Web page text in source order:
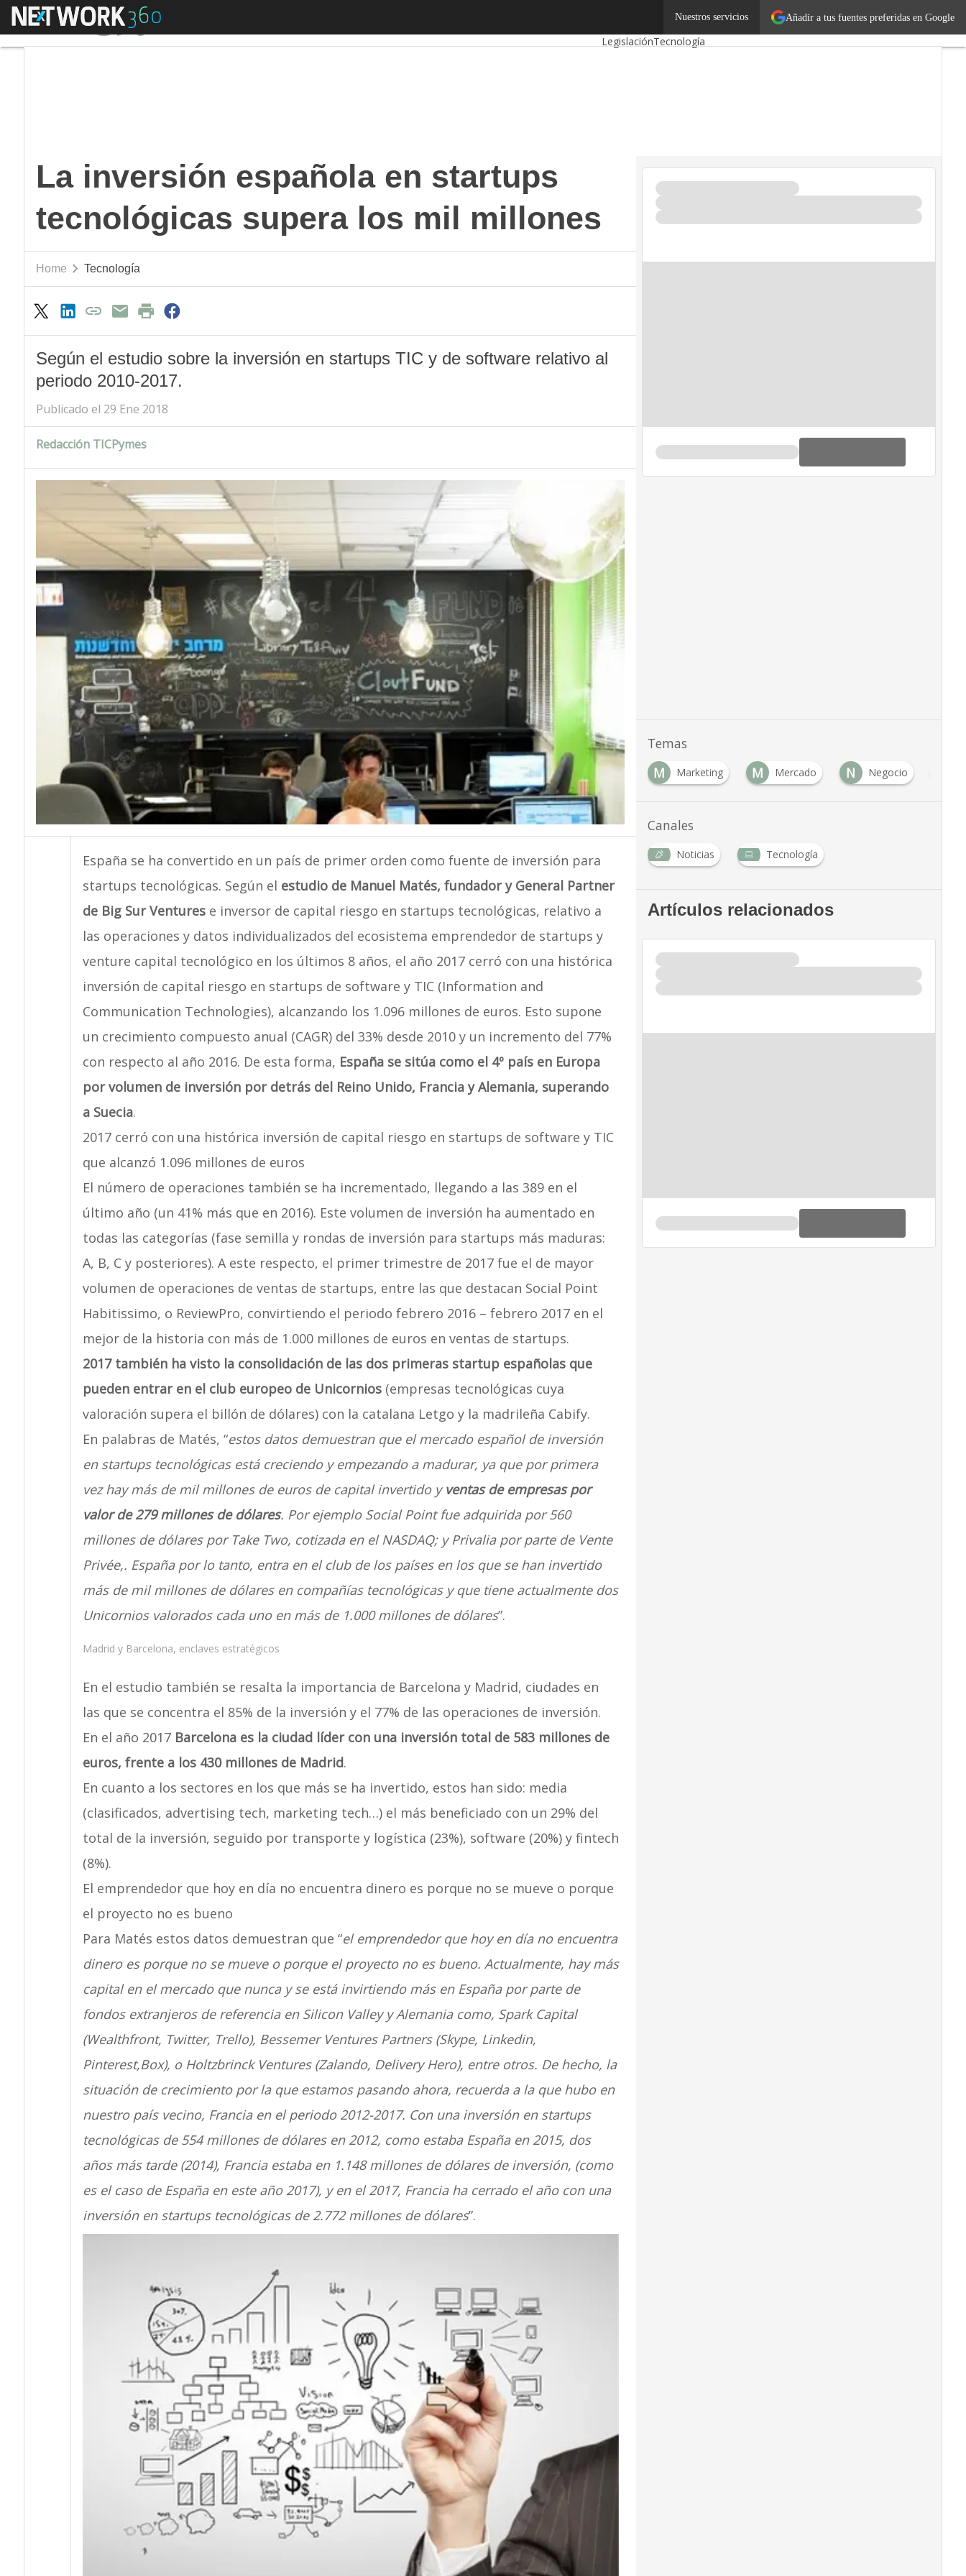
Añadir a tus fuentes preferidas en Google
Nuestros servicios
Menú
Emprendedores
LegislaciónTecnología
La inversión española en startups
tecnológicas supera los mil millones
Home Tecnología
Según el estudio sobre la inversión en startups TIC y de software relativo al
periodo 2010-2017.
Publicado el 29 Ene 2018
Redacción TICPymes
España se ha convertido en un país de primer orden como fuente de inversión para
startups tecnológicas. Según el estudio de Manuel Matés, fundador y General Partner
de Big Sur Venturese inversor de capital riesgo en startups tecnológicas, relativo a
las operaciones y datos individualizados del ecosistema emprendedor de startups y
venture capital tecnológico en los últimos 8 años, el año 2017 cerró con una histórica
inversión de capital riesgo en startups de software y TIC (Information and
Communication Technologies), alcanzando los 1.096 millones de euros. Esto supone
un crecimiento compuesto anual (CAGR) del 33% desde 2010 y un incremento del 77%
con respecto al año 2016. De esta forma, España se sitúa como el 4º país en Europa
por volumen de inversión por detrás del Reino Unido, Francia y Alemania, superando
a Suecia.
2017 cerró con una histórica inversión de capital riesgo en startups de software y TIC
que alcanzó 1.096 millones de euros
El número de operaciones también se ha incrementado, llegando a las 389 en el
último año (un 41% más que en 2016). Este volumen de inversión ha aumentado en
todas las categorías (fase semilla y rondas de inversión para startups más maduras:
A, B, C y posteriores). A este respecto, el primer trimestre de 2017 fue el de mayor
volumen de operaciones de ventas de startups, entre las que destacan Social Point
Habitissimo, o ReviewPro, convirtiendo el periodo febrero 2016 – febrero 2017 en el
mejor de la historia con más de 1.000 millones de euros en ventas de startups.
2017 también ha visto la consolidación de las dos primeras startup españolas que
pueden entrar en el club europeo de Unicornios(empresas tecnológicas cuya
valoración supera el billón de dólares) con la catalana Letgo y la madrileña Cabify.
En palabras de Matés, “estos datos demuestran que el mercado español de inversión
en startups tecnológicas está creciendo y empezando a madurar, ya que por primera
vez hay más de mil millones de euros de capital invertido y ventas de empresas por
valor de 279 millones de dólares. Por ejemplo Social Point fue adquirida por 560
millones de dólares por Take Two, cotizada en el NASDAQ; y Privalia por parte de Vente
Privée,. España por lo tanto, entra en el club de los países en los que se han invertido
más de mil millones de dólares en compañías tecnológicas y que tiene actualmente dos
Unicornios valorados cada uno en más de 1.000 millones de dólares”.
Madrid y Barcelona, enclaves estratégicos
En el estudio también se resalta la importancia de Barcelona y Madrid, ciudades en
las que se concentra el 85% de la inversión y el 77% de las operaciones de inversión.
En el año 2017 Barcelona es la ciudad líder con una inversión total de 583 millones de
euros, frente a los 430 millones de Madrid.
En cuanto a los sectores en los que más se ha invertido, estos han sido: media
(clasificados, advertising tech, marketing tech…) el más beneficiado con un 29% del
total de la inversión, seguido por transporte y logística (23%), software (20%) y fintech
(8%).
El emprendedor que hoy en día no encuentra dinero es porque no se mueve o porque
el proyecto no es bueno
Para Matés estos datos demuestran que “el emprendedor que hoy en día no encuentra
dinero es porque no se mueve o porque el proyecto no es bueno. Actualmente, hay más
capital en el mercado que nunca y se está invirtiendo más en España por parte de
fondos extranjeros de referencia en Silicon Valley y Alemania como, Spark Capital
(Wealthfront, Twitter, Trello), Bessemer Ventures Partners (Skype, Linkedin,
Pinterest,Box), o Holtzbrinck Ventures (Zalando, Delivery Hero), entre otros. De hecho, la
situación de crecimiento por la que estamos pasando ahora, recuerda a la que hubo en
nuestro país vecino, Francia en el periodo 2012-2017. Con una inversión en startups
tecnológicas de 554 millones de dólares en 2012, como estaba España en 2015, dos
años más tarde (2014), Francia estaba en 1.148 millones de dólares de inversión, (como
es el caso de España en este año 2017), y en el 2017, Francia ha cerrado el año con una
inversión en startups tecnológicas de 2.772 millones de dólares”.
Temas
E
Emprendedores M Marketing M Mercado N Negocio
Canales
Noticias Tecnología
Artículos relacionados